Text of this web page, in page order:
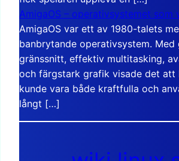
AmigaOS – operativsystemet som
AmigaOS var ett av 1980-talets
banbrytande operativsystem. Med
gränssnitt, effektiv multitasking,
och färgstark grafik visade det att
kunde vara både kraftfulla och
långt […]